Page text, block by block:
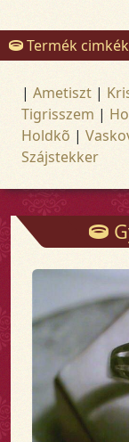
Termék cimkék
| Ametiszt |
Tigrisszem |
Holdkõ |
Szájstekker